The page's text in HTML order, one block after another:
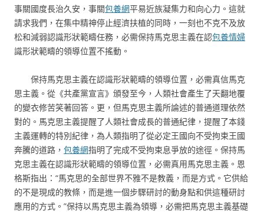
事關國度長治久安，事關包養網平易近族凝集力和向心力。這就
請求我們，在集中精神停止經濟扶植的同時，一刻也不克不及放
松和減弱認識形狀範疇任務，必需保持馬克思主義在認包養情婦
識形狀範疇的領導位置不搖動。
保持馬克思主義在認識形狀範疇的領導位置，必需真信馬克
思主義。從《共產黨宣言》頒發至今，人類社會產生了天翻地覆
的變衣修苦笑著回答。更，但馬克思主義所論述的普通道理依然
對的。馬克思主義提醒了人類社會成長的普通紀律，提醒了本錢
主義運轉的特別紀律，為人類指明了從必定王國向不受拘束王國
奔騰的道路， 包養網指明了完成不受拘束息爭放的途徑。保持馬
克思主義在認識形狀範疇的領導位置，必需真用馬克思主義。恩
格斯指出：“馬克思的全部世界不雅不是教義，而是方式。它供給
的不是現成的教條，而是進一個步驟研討的動身點和供這種研討
應用的方式。”保持以馬克思主義為領導，必需把馬克思主義基礎